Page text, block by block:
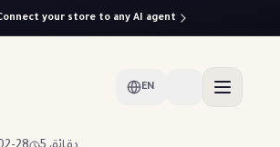
your store to any AI agent
EN